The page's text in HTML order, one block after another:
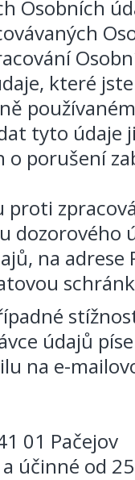
Osobních
které
tyto údaje
porušení
dozorového
na adrese
údajů
na e-
01 Pačejov
účinné od